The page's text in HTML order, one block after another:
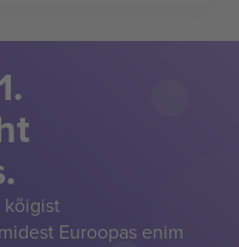
Euroopas enim